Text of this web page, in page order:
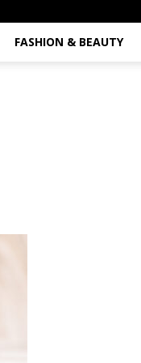
FASHION & BEAUTY